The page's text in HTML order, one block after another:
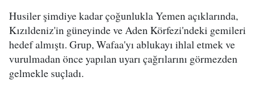
Husiler şimdiye kadar çoğunlukla Yemen açıklarında,
Kızıldeniz'in güneyinde ve Aden Körfezi'ndeki gemileri
hedef almıştı. Grup, Wafaa'yı ablukayı ihlal etmek ve
vurulmadan önce yapılan uyarı çağrılarını görmezden
gelmekle suçladı.